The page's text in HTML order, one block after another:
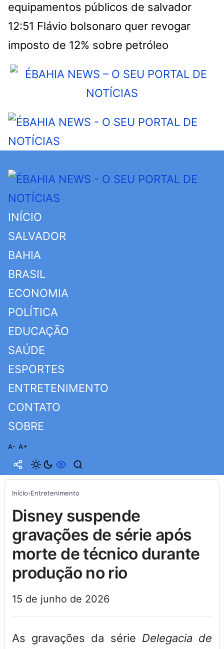
equipamentos públicos de salvador
12:51 Flávio bolsonaro quer revogar
imposto de 12% sobre petróleo
INÍCIO
SALVADOR
BAHIA
BRASIL
ECONOMIA
POLÍTICA
EDUCAÇÃO
SAÚDE
ESPORTES
ENTRETENIMENTO
CONTATO
SOBRE
A- A+
Início›Entretenimento
disney suspende
gravações de série após
morte de técnico durante
produção no rio
15 de junho de 2026
As gravações da série Delegacia de